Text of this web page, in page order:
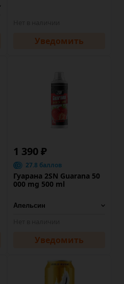
Уведомить
1 390 ₽
27.8 баллов
Гуарана 2SN Guarana 50
000 mg 500 ml
Уведомить